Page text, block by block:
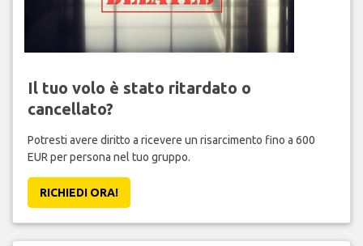
Il tuo volo è stato ritardato o
cancellato?
Potresti avere diritto a ricevere un risarcimento fino a 600
EUR per persona nel tuo gruppo.
RICHIEDI ORA!